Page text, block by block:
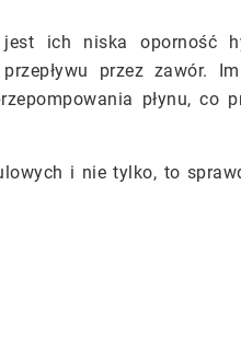
ich niska oporność
przez zawór.
płynu, co
i nie tylko, to